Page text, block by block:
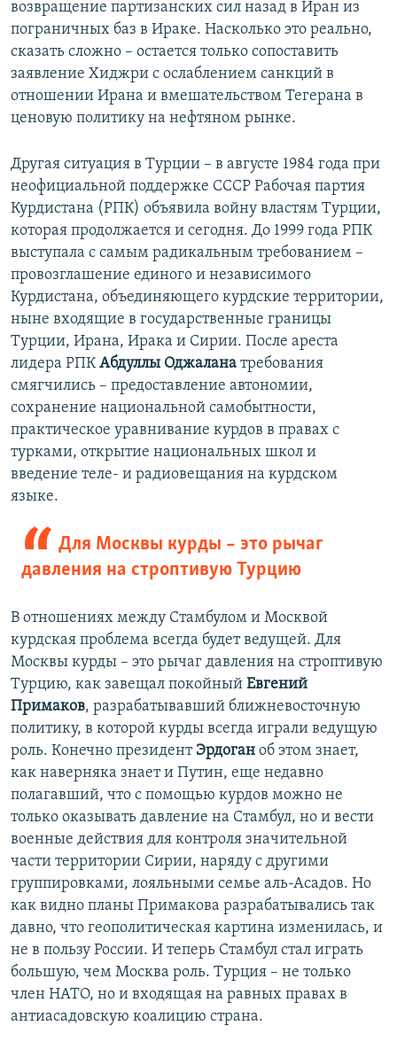
возвращение партизанских сил назад в Иран из
пограничных баз в Ираке. Насколько это реально,
сказать сложно – остается только сопоставить
заявление Хиджри с ослаблением санкций в
отношении Ирана и вмешательством Тегерана в
ценовую политику на нефтяном рынке.
Другая ситуация в Турции – в августе 1984 года при
неофициальной поддержке СССР Рабочая партия
Курдистана (РПК) объявила войну властям Турции,
которая продолжается и сегодня. До 1999 года РПК
выступала с самым радикальным требованием –
провозглашение единого и независимого
Курдистана, объединяющего курдские территории,
ныне входящие в государственные границы
Турции, Ирана, Ирака и Сирии. После ареста
лидера РПКАбдуллы Оджалана требования
смягчились – предоставление автономии,
сохранение национальной самобытности,
практическое уравнивание курдов в правах с
турками, открытие национальных школ и
введение теле- и радиовещания на курдском
языке.
Для Москвы курды – это рычаг
давления на строптивую Турцию
В отношениях между Стамбулом и Москвой
курдская проблема всегда будет ведущей. Для
Москвы курды – это рычаг давления на строптивую
Турцию, как завещал покойный Евгений
Примаков, разрабатывавший ближневосточную
политику, в которой курды всегда играли ведущую
роль. Конечно президент Эрдоган об этом знает,
как наверняка знает и Путин, еще недавно
полагавший, что с помощью курдов можно не
только оказывать давление на Стамбул, но и вести
военные действия для контроля значительной
части территории Сирии, наряду с другими
группировками, лояльными семье аль-Асадов. Но
как видно планы Примакова разрабатывались так
давно, что геополитическая картина изменилась, и
не в пользу России. И теперь Стамбул стал играть
большую, чем Москва роль. Турция – не только
член НАТО, но и входящая на равных правах в
антиасадовскую коалицию страна.